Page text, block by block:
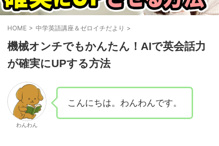
HOME > 中学英語講座＆ゼロイチだより >
機械オンチでもかんたん！AIで英会話力
が確実にUPする方法
わんわん
こんにちは。わんわんです。